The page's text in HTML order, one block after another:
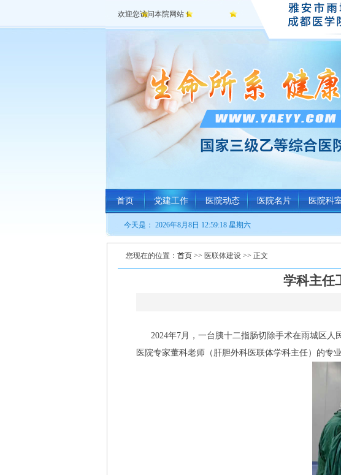
欢迎您访问本院网站！
首页 党建工作 医院动态 医院名片 医院科
今天是： 2026年8月8日 12:59:19 星期六
您现在的位置： 首页 >> 医联体建设 >> 正文
学科主任
2024年7月，一台胰十二指肠切除手术在雨城区人
医院专家董科老师（肝胆外科医联体学科主任）的专